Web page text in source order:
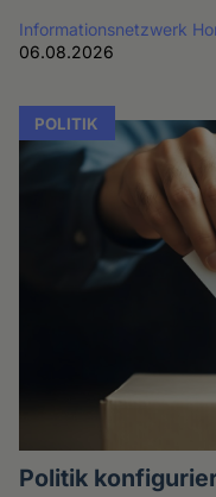
Informationsnetzwerk
06.08.2026
POLITIK
Politik